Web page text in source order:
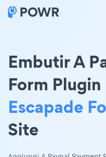
Embutir A
Form Plugin
Escapade
Site